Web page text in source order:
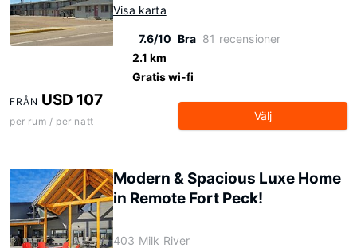
Visa karta
7.6/10 Bra 81 recensioner
2.1 km
Gratis wi-fi
FRÅN USD 107
per rum / per natt Välj
Modern & Spacious Luxe Home
in Remote Fort Peck!
403 Milk River